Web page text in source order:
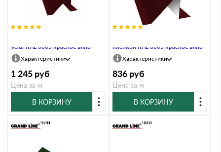
Velur RAL 3005 красное вино
Характеристики
1 245 руб
Цена за м
В КОРЗИНУ
пленкой RAL 3005 красное вино
Характеристики
836 руб
Цена за м
В КОРЗИНУ
В наличии В наличии